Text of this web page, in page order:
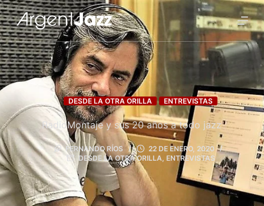
DESDE LA OTRA ORILLA ENTREVISTAS
RadioMontaje y sus 20 años a todo jazz
FERNANDO RÍOS
22 DE ENERO, 2020
DESDE LA OTRA ORILLA ENTREVISTAS